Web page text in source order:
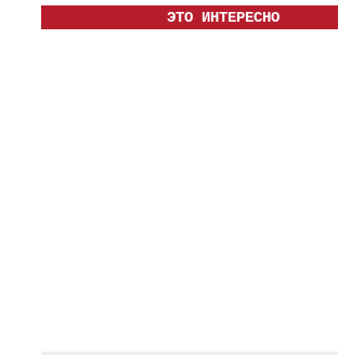
ЭТО ИНТЕРЕСНО